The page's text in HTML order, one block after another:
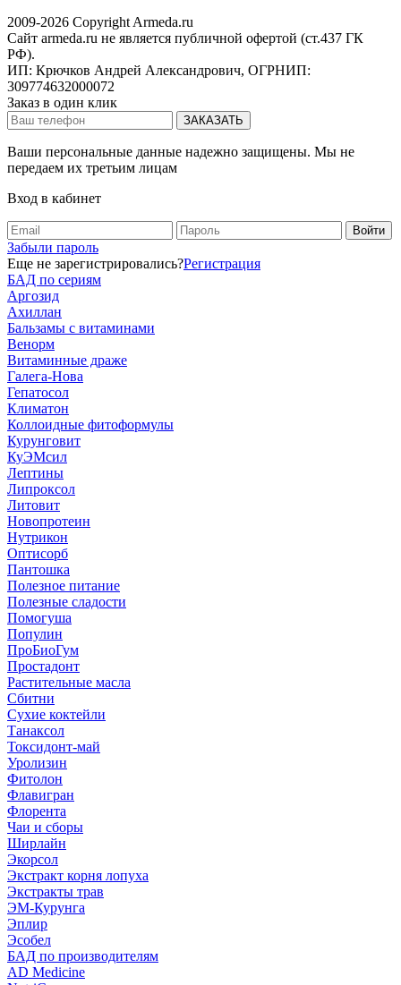
2009-2026 Copyright Armeda.ru
Сайт armeda.ru не является публичной офертой (ст.437 ГК
РФ).
ИП: Крючков Андрей Александрович, ОГРНИП:
309774632000072
Заказ в один клик
Ваши персональные данные надежно защищены. Мы не
передаем их третьим лицам
Вход в кабинет
Забыли пароль
Еще не зарегистрировались?Регистрация
БАД по сериям
Аргозид
Ахиллан
Бальзамы с витаминами
Венорм
Витаминные драже
Галега-Нова
Гепатосол
Климатон
Коллоидные фитоформулы
Курунговит
КуЭМсил
Лептины
Липроксол
Литовит
Новопротеин
Нутрикон
Оптисорб
Пантошка
Полезное питание
Полезные сладости
Помогуша
Популин
ПроБиоГум
Простадонт
Растительные масла
Сбитни
Сухие коктейли
Танаксол
Токсидонт-май
Уролизин
Фитолон
Флавигран
Флорента
Чаи и сборы
Ширлайн
Экорсол
Экстракт корня лопуха
Экстракты трав
ЭМ-Курунга
Эплир
Эсобел
БАД по производителям
AD Medicine